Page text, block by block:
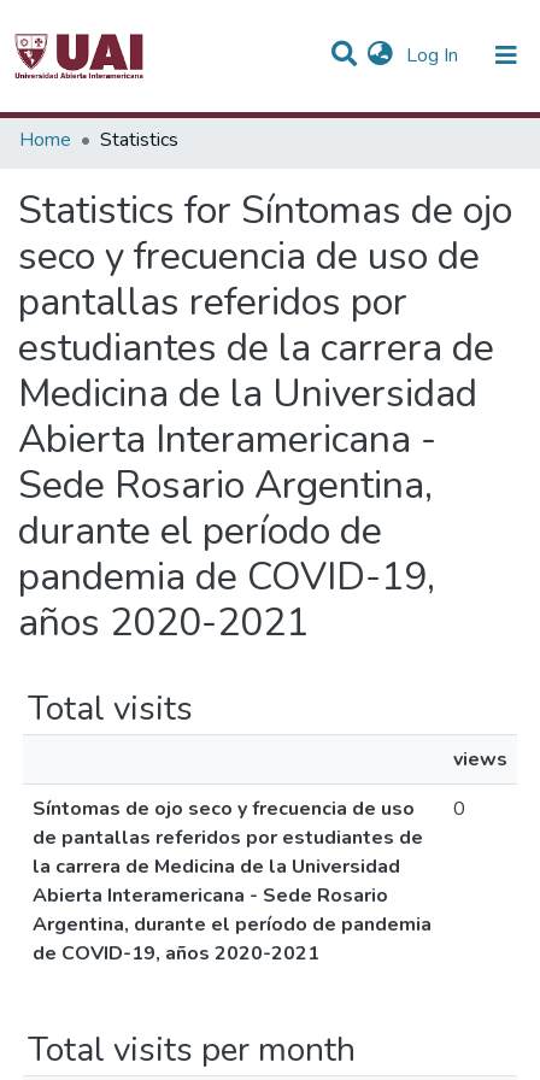
Log In (current)
Communities & Collections
Home Statistics
Statistics for Síntomas de ojo
seco y frecuencia de uso de
pantallas referidos por
estudiantes de la carrera de
Medicina de la Universidad
Abierta Interamericana -
Sede Rosario Argentina,
durante el período de
pandemia de COVID-19,
años 2020-2021
Total visits
views
Síntomas de ojo seco y frecuencia de uso
de pantallas referidos por estudiantes de
la carrera de Medicina de la Universidad
Abierta Interamericana - Sede Rosario
Argentina, durante el período de pandemia
de COVID-19, años 2020-2021
0
Total visits per month